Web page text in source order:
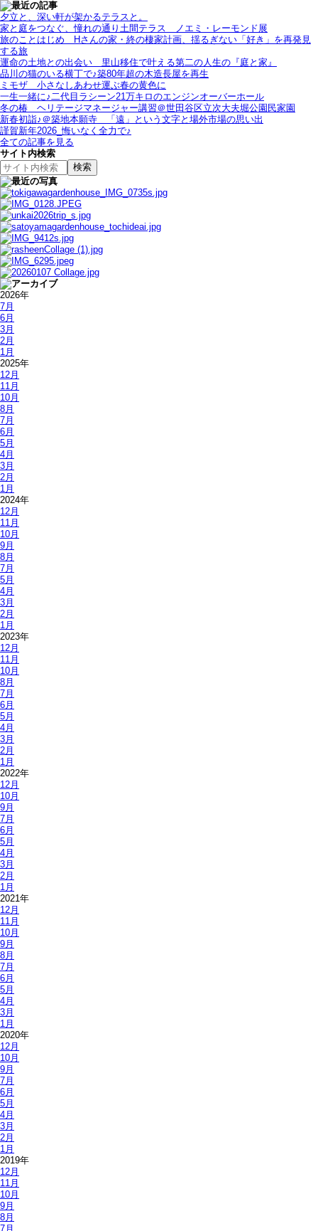
夕立と、深い軒が架かるテラスと。
家と庭をつなぐ、憧れの通り土間テラス＿ノエミ・レーモンド展
旅のことはじめ＿Hさんの家・終の棲家計画、揺るぎない「好き」を再発見
する旅
運命の土地との出会い＿里山移住で叶える第二の人生の『庭と家』
品川の猫のいる横丁で♪築80年超の木造長屋を再生
ミモザ＿小さなしあわせ運ぶ春の黄色に
一生一緒に♪二代目ラシーン21万キロのエンジンオーバーホール
冬の椿＿ヘリテージマネージャー講習＠世田谷区立次大夫堀公園民家園
新春初詣♪＠築地本願寺＿「遠」という文字と場外市場の思い出
謹賀新年2026_悔いなく全力で♪
全ての記事を見る
サイト内検索
2026年
7月
6月
3月
2月
1月
2025年
12月
11月
10月
8月
7月
6月
5月
4月
3月
2月
1月
2024年
12月
11月
10月
9月
8月
7月
5月
4月
3月
2月
1月
2023年
12月
11月
10月
8月
7月
6月
5月
4月
3月
2月
1月
2022年
12月
10月
9月
7月
6月
5月
4月
3月
2月
1月
2021年
12月
11月
10月
9月
8月
7月
6月
5月
4月
3月
1月
2020年
12月
10月
9月
7月
6月
5月
4月
3月
2月
1月
2019年
12月
11月
10月
9月
8月
7月